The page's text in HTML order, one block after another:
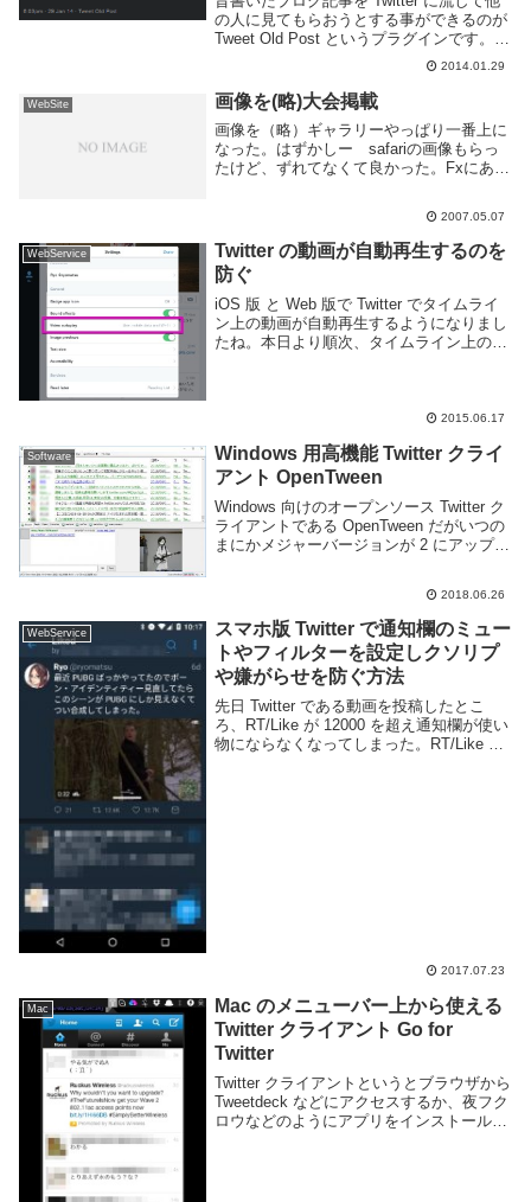
の人に見てもらおうとする事ができるのが
Tweet Old Post というプラグインです。
Twitter 経由のアクセス、バカに出来ないで
すからね。インストール管理画面のプラグ
イン -> 新...
2014.01.29
WebSite 画像を(略)大会掲載
画像を（略）ギャラリーやっぱり一番上に
なった。はずかしー safariの画像もらっ
たけど、ずれてなくて良かった。Fxにあわ
た。CSSむづかしーね。次は新しいBLOG
の...
2007.05.07
WebService
Twitter の動画が自動再生するのを
防ぐ
iOS 版 と Web 版で Twitter でタイムライ
ン上の動画が自動再生するようになりまし
たね。本日より順次、タイムライン上の動
2015.06.17
Software
Windows 用高機能 Twitter クライ
アント OpenTween
Windows 向けのオープンソース Twitter ク
ライアントである OpenTween だがいつの
まにかメジャーバージョンが 2 にアップさ
2018.06.26
WebService
スマホ版 Twitter で通知欄のミュー
トやフィルターを設定しクソリプ
や嫌がらせを防ぐ方法
先日 Twitter である動画を投稿したとこ
ろ、RT/Like が 12000 を超え通知欄が使い
物にならなくなってしまった。RT/Like の
2017.07.23
Mac
Mac のメニューバー上から使える
Twitter クライアント Go for
Twitter
Twitter クライアントというとブラウザから
Tweetdeck などにアクセスするか、夜フク
ロウなどのようにアプリをインストールす